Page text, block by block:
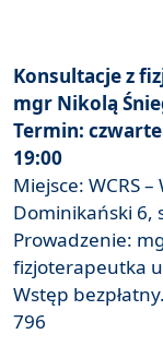
Konsultacje z
mgr Nikolą
Termin:
19:00
Miejsce: WCRS
Dominikański 6,
Prowadzenie:
fizjoterapeutka
Wstęp
796